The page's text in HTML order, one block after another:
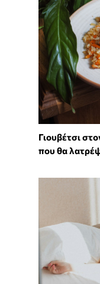
Γιουβέτσι
που θα